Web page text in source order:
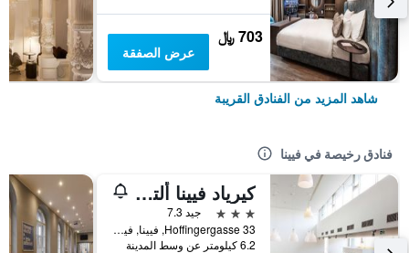
703 ﷼
عرض الصفقة
شاهد المزيد من الفنادق القريبة
فنادق رخيصة في فيينا
كيرياد فيينا ألتمانسدورف
3 نجوم
جيد 7.3
Hoffingergasse 33, فيينا, فيينا, النمسا
6.2 كيلومتر عن وسط المدينة